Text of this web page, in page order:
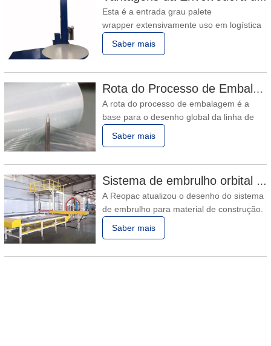
ser extensivamente usado em pequena
escala manufatura linha. Menos
Esta é a entrada grau palete
wrapper extensivamente uso em logística
e indústrias como hardware,
eletrônicos, refeições e
palete embrulhado é à prova de poeira e
umidade, e consequentemente bem
protegido em algum estágio no
Saber mais
Rota do Processo de Embalagem
A rota do processo de embalagem é a
base para o desenho global da linha de
produção automática de embalagens. É
determinado com base na investigação e
garantir a qualidade da embalagem, alta
eficiência, baixo custo,
Saber mais
Sistema de embrulho orbital automático envolve 6 lados no material
A Reopac atualizou o desenho do sistema
de embrulho para material de construção.
O sistema envolve material de construção
em 6 lados e tem superioridade nos
Saber mais